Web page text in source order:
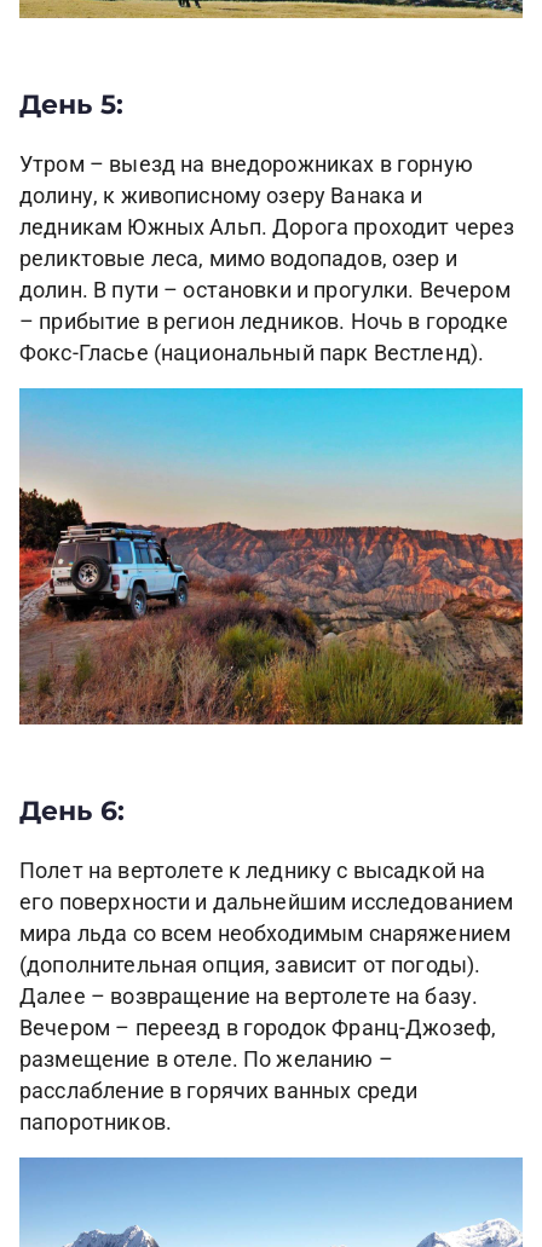
День 5:
Утром – выезд на внедорожниках в горную
долину, к живописному озеру Ванака и
ледникам Южных Альп. Дорога проходит через
реликтовые леса, мимо водопадов, озер и
долин. В пути – остановки и прогулки. Вечером
– прибытие в регион ледников. Ночь в городке
Фокс-Гласье (национальный парк Вестленд).
День 6:
Полет на вертолете к леднику с высадкой на
его поверхности и дальнейшим исследованием
мира льда со всем необходимым снаряжением
(дополнительная опция, зависит от погоды).
Далее – возвращение на вертолете на базу.
Вечером – переезд в городок Франц-Джозеф,
размещение в отеле. По желанию –
расслабление в горячих ванных среди
папоротников.